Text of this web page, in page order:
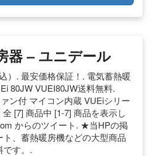
器 – ユニデール
）. 最安価格保証！. 電気蓄熱暖
80JW VUEI80JW送料無料.
ン付 マイコン内蔵 VUEiシリー
[7] 商品中 [1-7] 商品を表示し
からのツイート. ★当HPの掲
、蓄熱暖房機などの大型商品
です。.